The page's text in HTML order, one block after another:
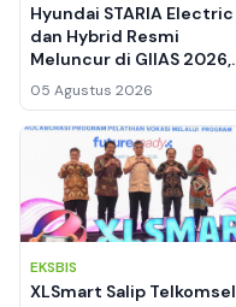
Hyundai STARIA Electric
dan Hybrid Resmi
Meluncur di GIIAS 2026,
Banderol Start dari
Segmen MPV Premium
05 Agustus 2026
EKSBIS
XLSmart Salip Telkomsel